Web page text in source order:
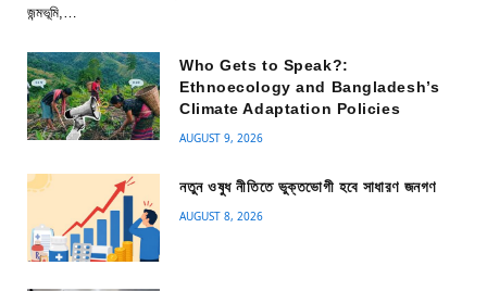
জন্মভূমি,…
Who Gets to Speak?:
Ethnoecology and Bangladesh’s
Climate Adaptation Policies
AUGUST 9, 2026
নতুন ওষুধ নীতিতে ভুক্তভোগী হবে সাধারণ জনগণ
AUGUST 8, 2026